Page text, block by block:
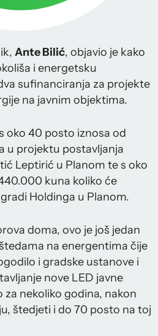
Ante Bilić, objavio je kako
i energetsku
sufinanciranja za projekte
na javnim objektima.
oko 40 posto iznosa od
u projektu postavljanja
Leptirić u Planom te s oko
kuna koliko će
Holdinga u Planom.
doma, ovo je još jedan
na energentima čije
i gradske ustanove i
nove LED javne
za nekoliko godina, nakon
štedjeti i do 70 posto na toj